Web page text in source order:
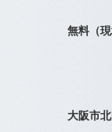
無料（現
大阪市